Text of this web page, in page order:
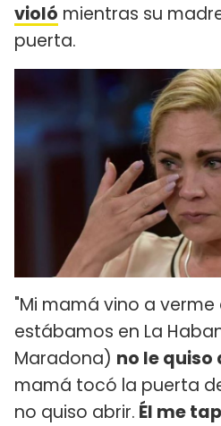
violó mientras su
puerta.
"Mi mamá vino a
estábamos en La
Maradona) no le
mamá tocó la puerta
no quiso abrir. Él me